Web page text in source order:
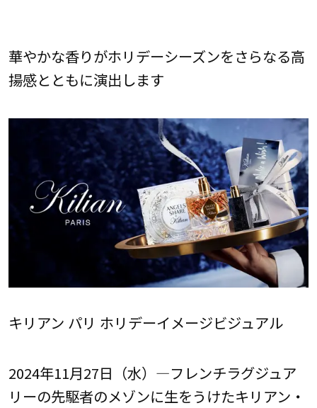
華やかな香りがホリデーシーズンをさらなる高
揚感とともに演出します
キリアン パリ ホリデーイメージビジュアル
2024年11月27日（水）―フレンチラグジュア
リーの先駆者のメゾンに生をうけたキリアン・